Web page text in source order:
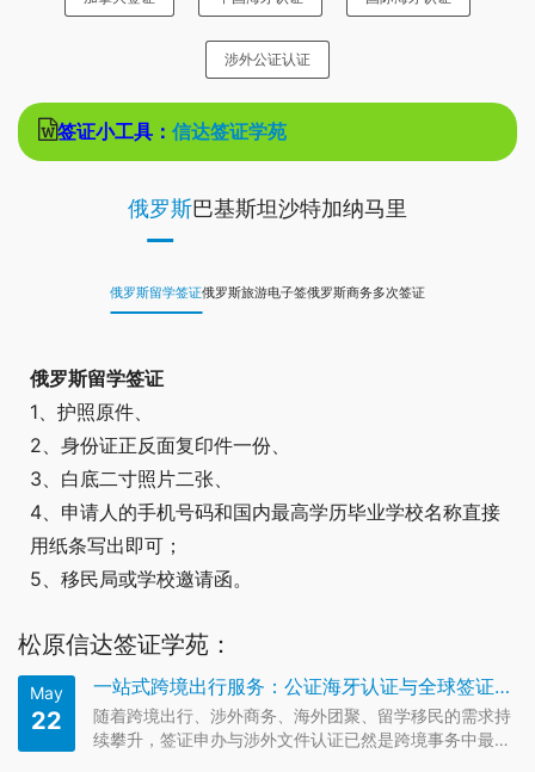
涉外公证认证
签证小工具： 信达签证学苑
俄罗斯巴基斯坦沙特加纳马里
俄罗斯留学签证俄罗斯旅游电子签俄罗斯商务多次签证
俄罗斯留学签证
1、护照原件、
2、身份证正反面复印件一份、
3、白底二寸照片二张、
4、申请人的手机号码和国内最高学历毕业学校名称直接
用纸条写出即可；
5、移民局或学校邀请函。
松原信达签证学苑：
May
22
一站式跨境出行服务：公证海牙认证与全球签证办理全解析
随着跨境出行、涉外商务、海外团聚、留学移民的需求持
续攀升，签证申办与涉外文件认证已然是跨境事务中最核